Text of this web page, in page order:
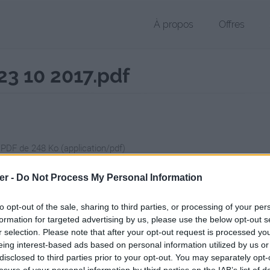
- Do Not Process My Personal Information
opt-out of the sale, sharing to third parties, or processing of your
for targeted advertising by us, please use the below opt-out
selection. Please note that after your opt-out request is processed
interest-based ads based on personal information utilized by us
to third parties prior to your opt-out. You may separately
À propos Offres
10 2017.pdf
de 248 Ko (application/pdf)
public, envoyé le 22 octobre 2017 à 14:29, depuis l'adresse IP
contient aucun Virus ou Malware connus - Dernière vérification: hier
page de téléchargement a été vue 1255 fois depuis l'envoi du
fichier.fr/2017/10/22/emploi-ntic2-tsge-23-10-2017/
TSGE 23-10-2017.pdf sur